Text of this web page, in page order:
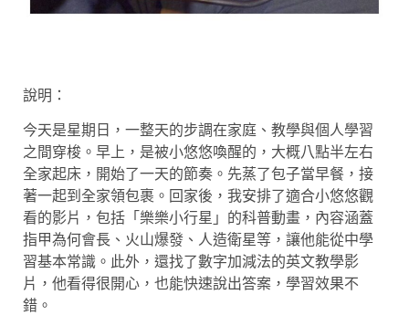
說明：
今天是星期日，一整天的步調在家庭、教學與個人學習
之間穿梭。早上，是被小悠悠喚醒的，大概八點半左右
全家起床，開始了一天的節奏。先蒸了包子當早餐，接
著一起到全家領包裹。回家後，我安排了適合小悠悠觀
看的影片，包括「樂樂小行星」的科普動畫，內容涵蓋
指甲為何會長、火山爆發、人造衛星等，讓他能從中學
習基本常識。此外，還找了數字加減法的英文教學影
片，他看得很開心，也能快速說出答案，學習效果不
錯。